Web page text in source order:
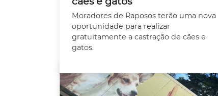
Moradores de Raposos terão uma nova
oportunidade para realizar
gratuitamente a castração de cães e
gatos.